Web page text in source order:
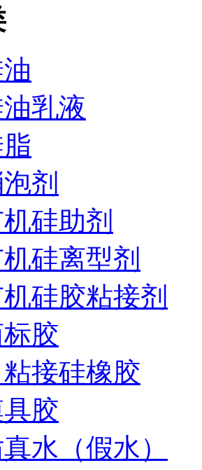
乳液
剂
硅助剂
硅离型剂
硅胶粘接剂
胶
接硅橡胶
胶
水（假水）